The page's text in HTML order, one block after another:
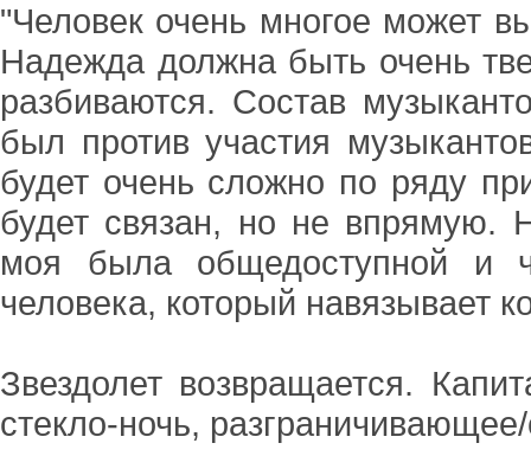
"Человек очень многое может
Надежда должна быть очень
разбиваются. Состав
был против участия
будет очень сложно по ряду
будет связан, но не впрямую.
моя была общедоступной и
человека, который навязывает
Звездолет возвращается.
стекло-ночь,